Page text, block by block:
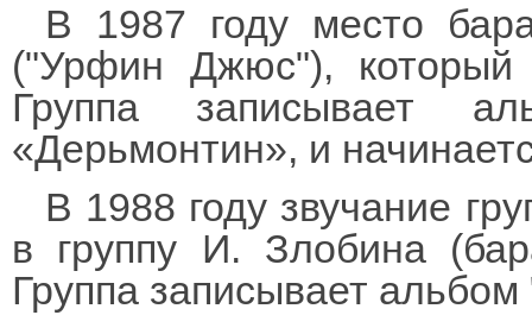
В 1987 году место
("Урфин Джюс"), который
Группа записывает
«Дерьмонтин», и
В 1988 году звучание
в группу И. Злобина
Группа записывает